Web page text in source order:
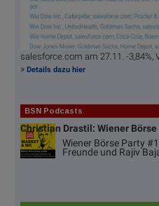
salesforce.com am 27.11. -3,84%,
» Details dazu hier
BSN Podcasts
Christian Drastil: Wiener Börse
Wiener Börse Party
Freunde und Rajiv